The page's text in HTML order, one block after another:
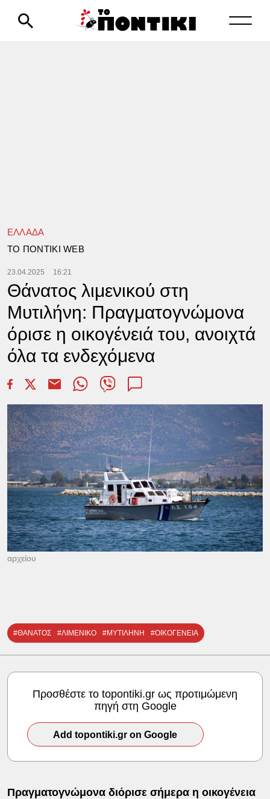
ΕΛΛΑΔΑ
TΟ ΠΟΝΤΙΚΙ WEB
23.04.2025 16:21
Θάνατος λιμενικού στη
Μυτιλήνη: Πραγματογνώμονα
όρισε η οικογένειά του, ανοιχτά
όλα τα ενδεχόμενα
αρχείου
#ΘΑΝΑΤΟΣ #ΛΙΜΕΝΙΚΟ #ΜΥΤΙΛΗΝΗ #ΟΙΚΟΓΕΝΕΙΑ
Προσθέστε το topontiki.gr ως προτιμώμενη
πηγή στη Google
Add topontiki.gr on Google
Πραγματογνώμονα διόρισε σήμερα η οικογένεια